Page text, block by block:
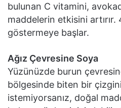
bulunan C vitamini,
maddelerin etkisini
göstermeye başlar.
Ağız Çevresine Soya
Yüzünüzde burun
bölgesinde biten bir
istemiyorsanız, doğal